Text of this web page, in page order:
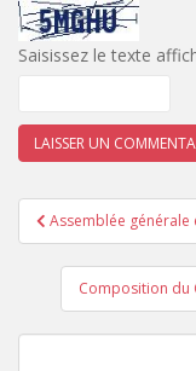
Saisissez le texte
Navigation
de
l’article
Assemblée générale
Composition du